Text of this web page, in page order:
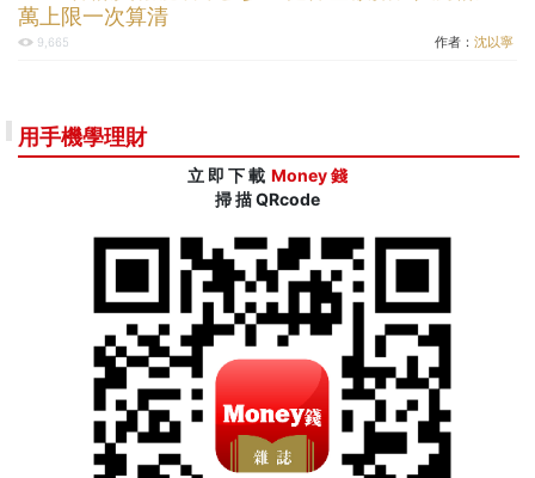
萬上限一次算清
9,665 作者： 沈以寧
用手機學理財
立 即 下 載 Money 錢
掃 描 QRcode